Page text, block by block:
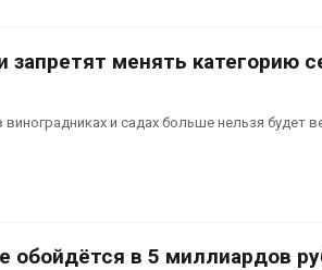
запретят менять категорию
виноградниках и садах больше нельзя будет
в 5 миллиардов